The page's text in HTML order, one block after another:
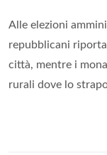
Alle elezioni
repubblicani
città, mentre i
rurali dove lo